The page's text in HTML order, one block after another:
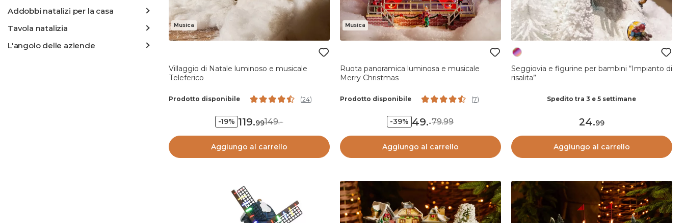
Addobbi natalizi per la casa
Tavola natalizia
L'angolo delle aziende
Musica
Villaggio di Natale luminoso e musicale
Teleferico
Prodotto disponibile (24)
-19% 119.99149.-
Aggiungo al carrello
Musica
Ruota panoramica luminosa e musicale
Merry Christmas
Prodotto disponibile (7)
-39% 49.-79.99
Aggiungo al carrello
Seggiovia e figurine per bambini “Impianto di
risalita”
Spedito tra 3 e 5 settimane
24.99
Aggiungo al carrello